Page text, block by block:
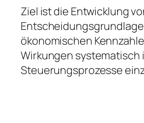
Ziel ist die Entwicklung
ökonomischen
Wirkungen systematisch
Steuerungsprozesse